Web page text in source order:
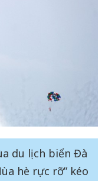
du lịch biển Đà
hè rực rỡ” kéo